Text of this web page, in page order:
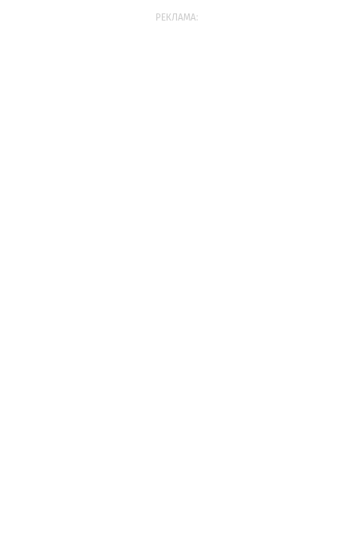
РЕКЛАМА: